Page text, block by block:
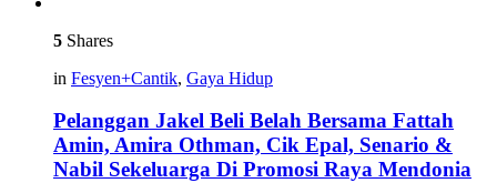
5 Shares
in Fesyen+Cantik, Gaya Hidup
Pelanggan Jakel Beli Belah Bersama Fattah
Amin, Amira Othman, Cik Epal, Senario &
Nabil Sekeluarga Di Promosi Raya Mendonia